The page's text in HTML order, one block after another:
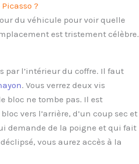
?
du véhicule pour voir quelle
est tristement célèbre.
par l’intérieur du coffre. Il faut
. Vous verrez deux vis
bloc ne tombe pas. Il est
vers l’arrière, d’un coup sec et
demande de la poigne et qui fait
vous aurez accès à la